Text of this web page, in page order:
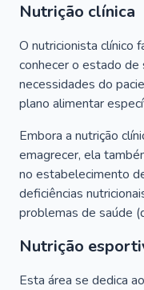
Nutrição clínica
O nutricionista clínico
conhecer o estado de
necessidades do
plano alimentar
Embora a nutrição
emagrecer, ela
no estabelecimento
deficiências
problemas de saúde
Nutrição
Esta área se dedica